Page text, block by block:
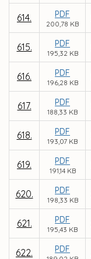
614. PDF
200,78 KB
615. PDF
195,32 KB
616. PDF
196,28 KB
617. PDF
188,33 KB
618. PDF
193,07 KB
619. PDF
191,14 KB
620. PDF
198,33 KB
621. PDF
195,43 KB
622. PDF